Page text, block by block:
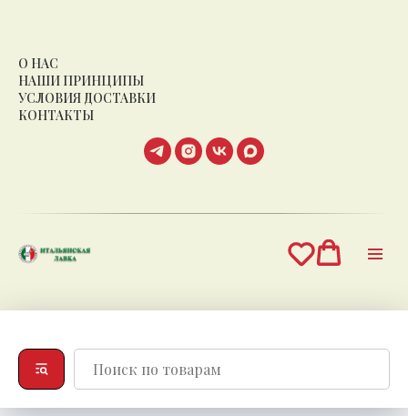
О НАС
НАШИ ПРИНЦИПЫ
УСЛОВИЯ ДОСТАВКИ
КОНТАКТЫ